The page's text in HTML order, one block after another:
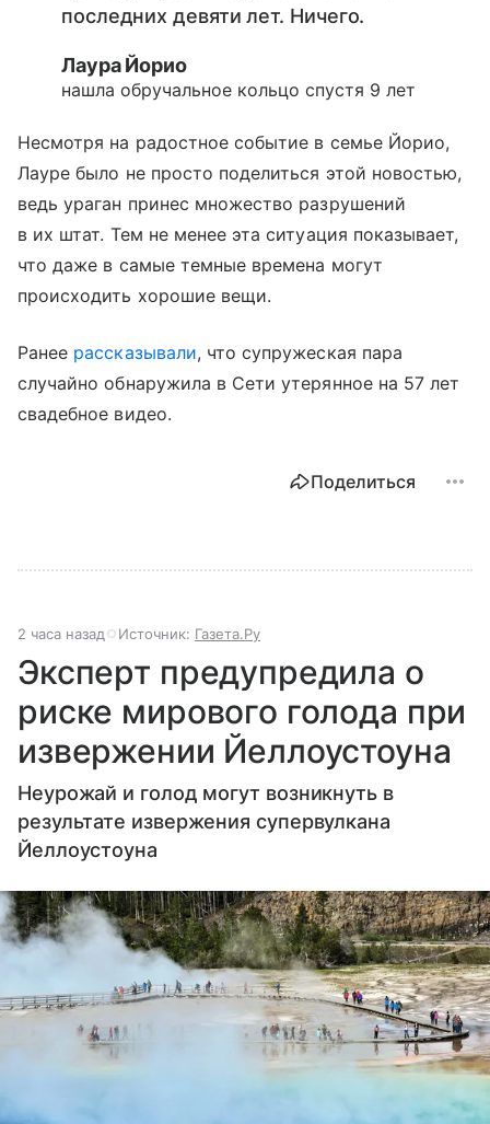
последних девяти лет. Ничего.
Лаура Йорио
нашла обручальное кольцо спустя 9 лет
Несмотря на радостное событие в семье Йорио,
Лауре было не просто поделиться этой новостью,
ведь ураган принес множество разрушений
в их штат. Тем не менее эта ситуация показывает,
что даже в самые темные времена могут
происходить хорошие вещи.
Ранее рассказывали, что супружеская пара
случайно обнаружила в Сети утерянное на 57 лет
свадебное видео.
Поделиться
2 часа назад Источник: Газета.Ру
Эксперт предупредила о
риске мирового голода при
извержении Йеллоустоуна
Неурожай и голод могут возникнуть в
результате извержения супервулкана
Йеллоустоуна